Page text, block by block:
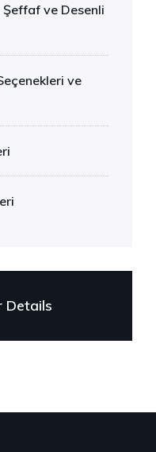
ve Desenli
ve
Details